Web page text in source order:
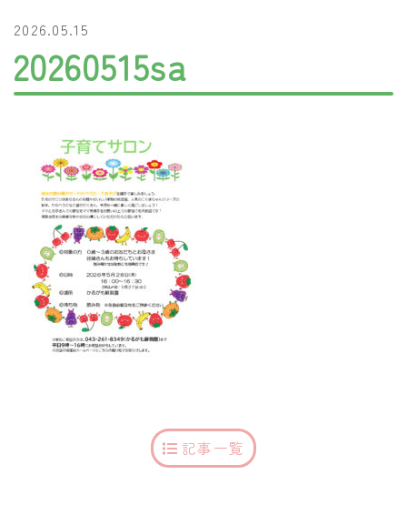
2026.05.15
20260515sa
記事一覧